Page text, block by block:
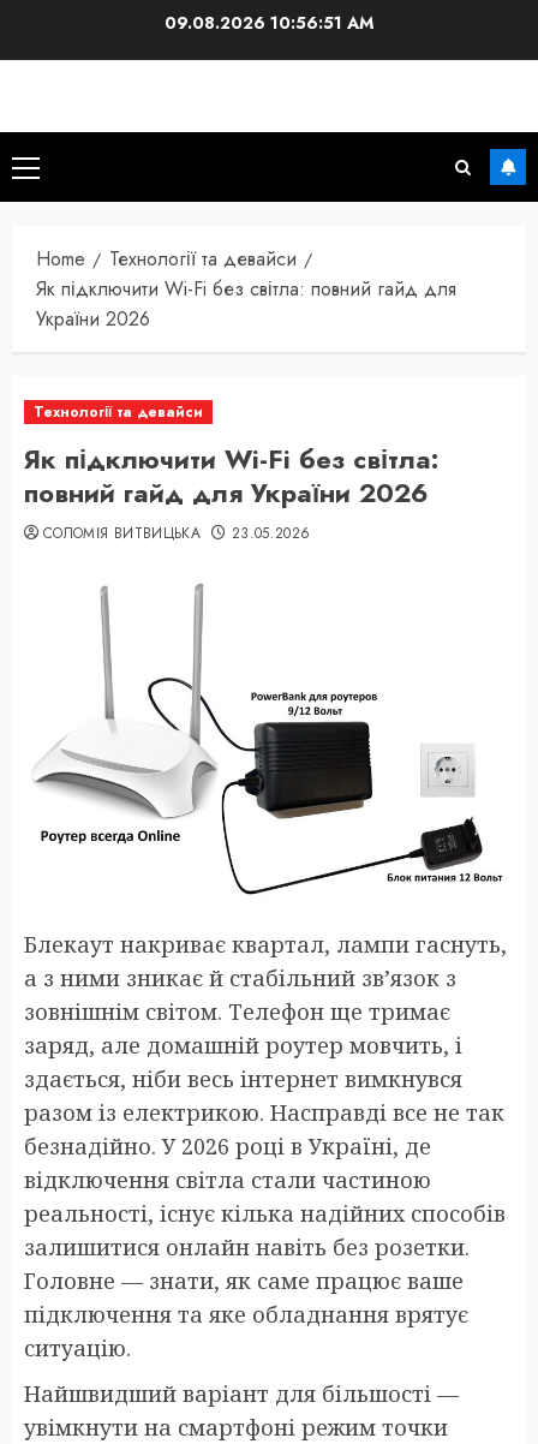
09.08.2026 10:56:52 AM
Primary
Menu
Home
Технології та девайси
Як підключити Wi-Fi без світла: повний гайд для
України 2026
Технології та девайси
Як підключити Wi-Fi без світла:
повний гайд для України 2026
СОЛОМІЯ ВИТВИЦЬКА 23.05.2026
Блекаут накриває квартал, лампи гаснуть,
а з ними зникає й стабільний зв’язок з
зовнішнім світом. Телефон ще тримає
заряд, але домашній роутер мовчить, і
здається, ніби весь інтернет вимкнувся
разом із електрикою. Насправді все не так
безнадійно. У 2026 році в Україні, де
відключення світла стали частиною
реальності, існує кілька надійних способів
залишитися онлайн навіть без розетки.
Головне — знати, як саме працює ваше
підключення та яке обладнання врятує
ситуацію.
Найшвидший варіант для більшості —
увімкнути на смартфоні режим точки